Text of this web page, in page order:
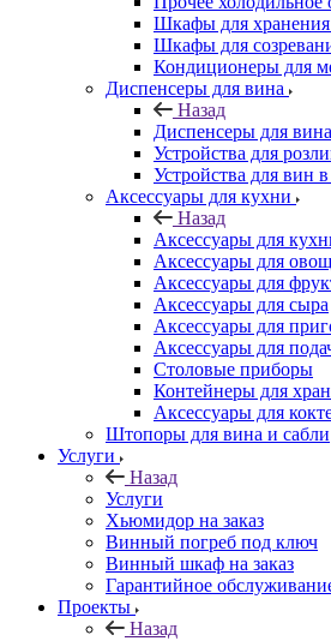
Шкафы для хранения
Шкафы для
Кондиционеры для
Диспенсеры для вина
Назад
Диспенсеры для вина
Устройства для
Устройства для вин
Аксессуары для кухни
Назад
Аксессуары для
Аксессуары для
Аксессуары для
Аксессуары для сыра
Аксессуары для
Аксессуары для
Столовые приборы
Контейнеры для
Аксессуары для
Штопоры для вина и сабли
Услуги
Назад
Услуги
Хьюмидор на заказ
Винный погреб под ключ
Винный шкаф на заказ
Гарантийное
Проекты
Назад